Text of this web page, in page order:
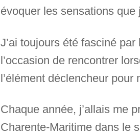
évoquer les sensations
J’ai toujours été fasciné
l’occasion de rencontrer
l’élément déclencheur pour
Chaque année, j’allais me
Charente-Maritime dans le